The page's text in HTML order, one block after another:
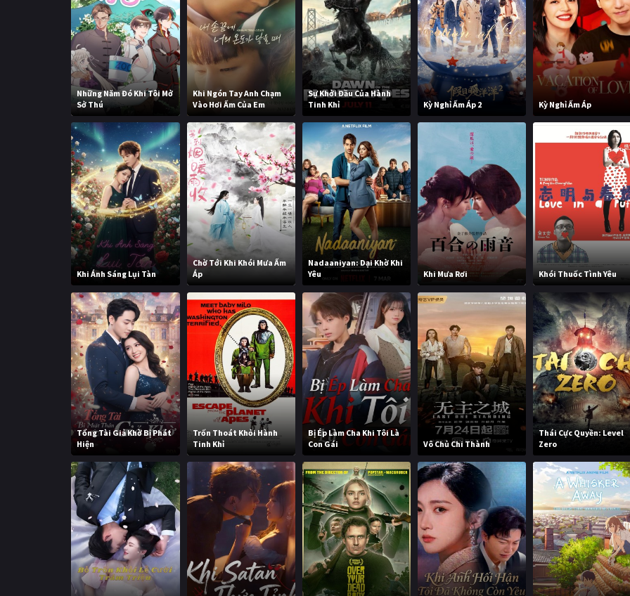
Những Năm Đó Khi Tôi Mở
Sở Thú
Khi Ngón Tay Anh Chạm
Vào Hơi Ấm Của Em
Sự Khởi Đầu Của Hành
Tinh Khỉ
Kỳ Nghỉ Ấm Áp 2 Kỳ Nghỉ Ấm Áp
Khi Ánh Sáng Lụi Tàn
Chờ Tới Khi Khói Mưa Ấm
Áp
Nadaaniyan: Dại Khờ Khi
Yêu
Khi Mưa Rơi Khói Thuốc Tình Yêu
Tổng Tài Giả Khờ Bị Phát
Hiện
Trốn Thoát Khỏi Hành
Tinh Khỉ
Bị Ép Làm Cha Khi Tôi Là
Con Gái
Vô Chủ Chi Thành
Thái Cực Quyền: Level
Zero